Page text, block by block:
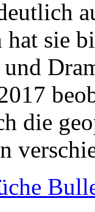
sie
die